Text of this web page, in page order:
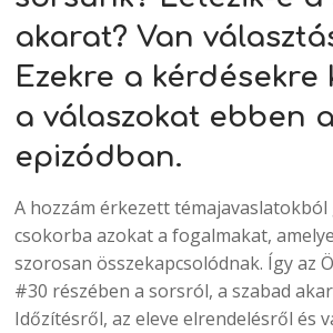
akarat? Van
Ezekre a kérdésekre
a válaszokat ebben
epizódban.
A hozzám érkezett
csokorba azokat a fogalmakat,
szorosan összekapcsolódnak. Így az
#30 részében a sorsról, a szabad
Időzítésről, az eleve elrendelésről és